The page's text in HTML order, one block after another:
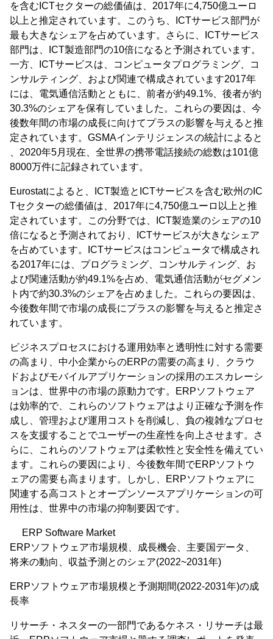
を含むICTセクターの総価値は、2017年に4,750億ユーロ
以上と推定されています。このうち、ICTサービス部門が
最も大きなシェアを占めています。さらに、ICTサービス
部門は、ICT製造部門の10倍になると予測されています。
一方、ICTサービスは、コンピュータプログラミング、コ
ンサルティング、および関連で構成されています2017年
には、電気通信活動とともに、前者が約49.1%、後者が約
30.3%のシェアを保有していました。これらの要因は、今
後数年間の市場の成長に向けてプラスの影響を与えると推
定されています。GSMAインテリジェンスの統計によると
、2020年5月現在、全世界の携帯電話接続の総数は101億
8000万件に記録されています。
Eurostatによると、ICT製造とICTサービスを含む欧州のIC
Tセクターの総価値は、2017年に4,750億ユーロ以上と推
定されています。この分野では、ICT製造業のシェアの10
倍になると予測されており、ICTサービスが大きなシェア
を占めています。ICTサービスはコンピュータで構成され
る2017年には、プログラミング、コンサルティング、お
よび関連活動が約49.1%を占め、電気通信活動がセグメン
ト内で約30.3%のシェアを占めました。これらの要因は、
今後数年間で市場の成長にプラスの影響を与えると推定さ
れています。
ビジネスプロセスにおける運用効率と透明性に対する需要
の高まり、中小企業からのERPの需要の高まり、クラウ
ドおよびモバイルアプリケーションの採用のエスカレーシ
ョンは、世界中の市場の原動力です。ERPソフトウェア
は効率的で、これらのソフトウェアはより正確な予測を作
成し、管理および運用コストを削減し、負の複雑なプロセ
スを支援することでユーザーの生産性を向上させます。さ
らに、これらのソフトウェアは柔軟性と安全性を備えてい
ます。これらの要因により、今後数年間でERPソフトウ
ェアの需要も高まります。しかし、ERPソフトウェアに
関連する高コストとオープンソースアプリケーションの可
用性は、世界中の市場の抑制要因です。
ERP Software Market
ERPソフトウェア市場規模、成長機会、主要国データ、
将来の動向、収益予測とのシェア(2022~2031年)
ERPソフトウェア市場規模と予測期間(2022-2031年)の成
長率
リサーチ・ネスターの一部門であるケネス・リサーチは最